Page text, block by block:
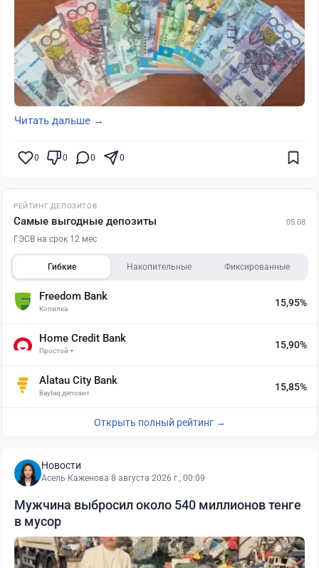
Читать дальше →
0 0 0 0
РЕЙТИНГ ДЕПОЗИТОВ
Самые выгодные депозиты 05.08
ГЭСВ на срок 12 мес
Гибкие Накопительные Фиксированные
Freedom Bank
Копилка
15,95%
Home Credit Bank
Простой +
15,90%
Alatau City Bank
Baytaq депозит
15,85%
Открыть полный рейтинг →
Новости
Асель Каженова·8 августа 2026 г., 00:09
Мужчина выбросил около 540 миллионов тенге
в мусор